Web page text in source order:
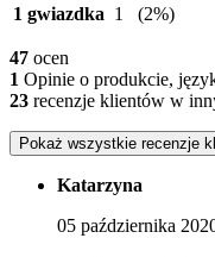
1 gwiazdka 1 (2%)
47 ocen
1 Opinie o produkcie,
23 recenzje klientów w
Pokaż wszystkie recenzje
Katarzyna
05 października